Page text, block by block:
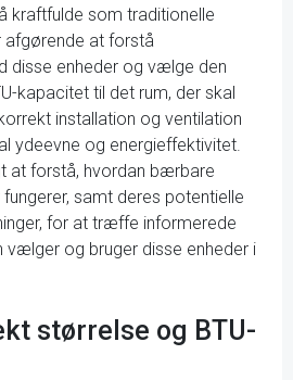
kraftfulde som traditionelle
afgørende at forstå
disse enheder og vælge den
kapacitet til det rum, der skal
installation og ventilation
ydeevne og energieffektivitet.
at forstå, hvordan bærbare
samt deres potentielle
for at træffe informerede
vælger og bruger disse enheder i
størrelse og BTU-